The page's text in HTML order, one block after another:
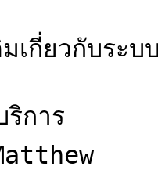
เกี่ยวกับระ
การ